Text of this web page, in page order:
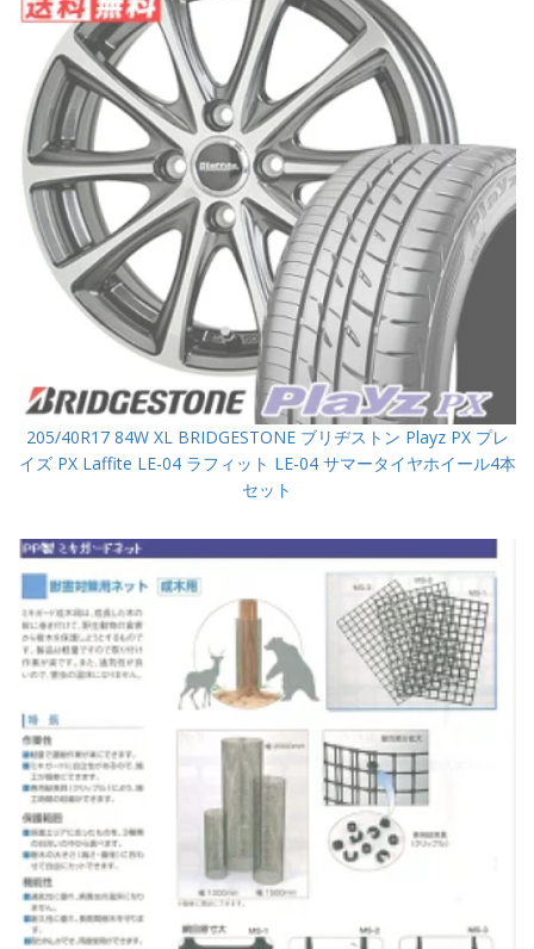
205/40R17 84W XL BRIDGESTONE ブリヂストン Playz PX プレ
イズ PX Laffite LE-04 ラフィット LE-04 サマータイヤホイール4本
セット